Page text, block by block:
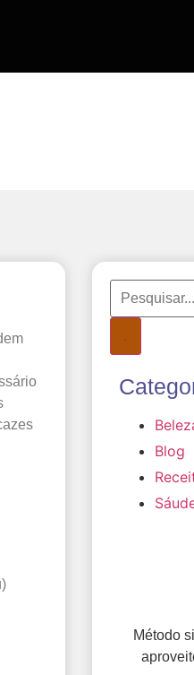
Blog
Método